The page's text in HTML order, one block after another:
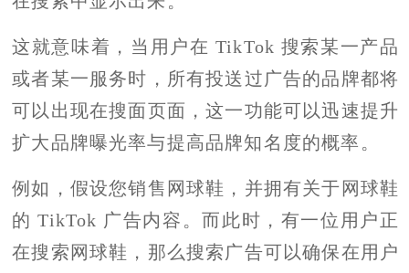
这就意味着，当用户在 TikTok 搜索某一产品
或者某一服务时，所有投送过广告的品牌都将
可以出现在搜面页面，这一功能可以迅速提升
扩大品牌曝光率与提高品牌知名度的概率。
例如，假设您销售网球鞋，并拥有关于网球鞋
的 TikTok 广告内容。而此时，有一位用户正
在搜索网球鞋，那么搜索广告可以确保在用户